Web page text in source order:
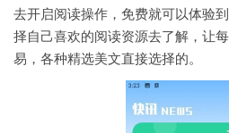
去开启阅读操作，免费就可以体验
择自己喜欢的阅读资源去了解，让
易，各种精选美文直接选择的。